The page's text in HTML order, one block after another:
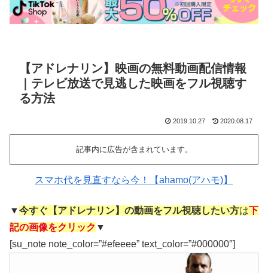
【アドレナリン】映画の無料動画配信情報
｜テレビ放送で見逃した映画をフル視聴す
る方法
2019.10.27 2020.08.17
記事内に広告が含まれています。
スマホ代を見直すなら今！【ahamo(アハモ)】
▼今すぐ【アドレナリン】の動画をフル視聴したい方は下
記の画像をクリック ▼
[su_note note_color=”#efeeee” text_color=”#000000″]